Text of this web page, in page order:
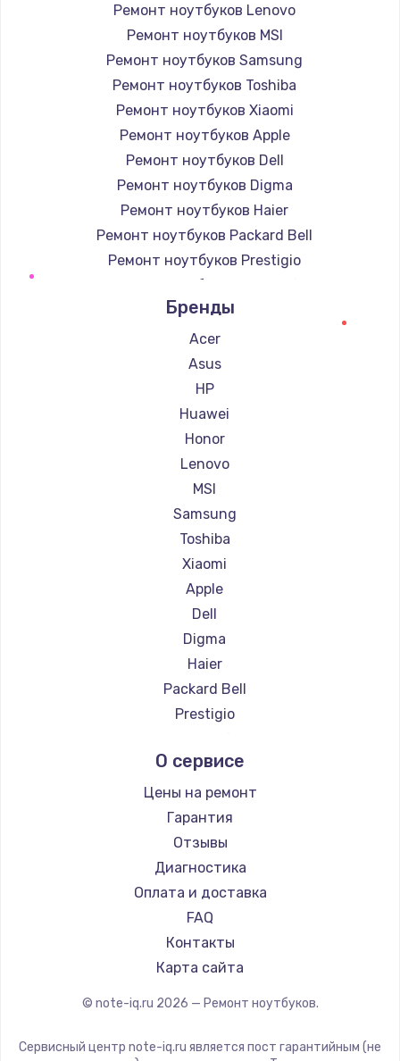
Ремонт ноутбуков Lenovo
Ремонт ноутбуков MSI
Ремонт ноутбуков Samsung
Ремонт ноутбуков Toshiba
Ремонт ноутбуков Xiaomi
Ремонт ноутбуков Apple
Ремонт ноутбуков Dell
Ремонт ноутбуков Digma
Ремонт ноутбуков Haier
Ремонт ноутбуков Packard Bell
Ремонт ноутбуков Prestigio
Ремонт ноутбуков Microsoft
Ремонт ноутбуков Alienware
Ремонт ноутбуков Aquarius
Ремонт ноутбуков Gigabyte
Ремонт ноутбуков Aorus
Ремонт ноутбуков Maibenben
Ремонт ноутбуков Getac
Ремонт ноутбуков Epson
Ремонт ноутбуков Philips
Ремонт ноутбуков LG
Ремонт ноутбуков Panasonic
Ремонт ноутбуков Irbis
Ремонт ноутбуков Thunderobot
Ремонт ноутбуков Hasee
Ремонт ноутбуков ZTE
Ремонт ноутбуков Hiper
Ремонт ноутбуков Evga
Ремонт ноутбуков Google
Ремонт ноутбуков Ardor
Ремонт ноутбуков Predator
Ремонт ноутбуков iru
Ремонт ноутбуков Machenike
Ремонт ноутбуков DEXP
Ремонт ноутбуков Teclast
Ремонт ноутбуков CHUWI
Ремонт ноутбуков Colorful
Бренды
Acer
Asus
HP
Huawei
Honor
Lenovo
MSI
Samsung
Toshiba
Xiaomi
Apple
Dell
Digma
Haier
Packard Bell
Prestigio
Alienware
Aquarius
Gigabyte
Aorus
Maibenben
Getac
Epson
Philips
LG
Thunderobot
О сервисе
Цены на ремонт
Гарантия
Отзывы
Диагностика
Оплата и доставка
FAQ
Контакты
Карта сайта
© note-iq.ru 2026 — Ремонт ноутбуков.
Сервисный центр note-iq.ru является пост гарантийным (не